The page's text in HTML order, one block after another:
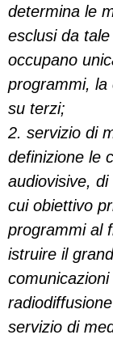
determina le
esclusi da
occupano
programmi, la
su terzi;
2. servizio di
definizione le
audiovisive,
cui obiettivo
programmi al
istruire il
servizio di